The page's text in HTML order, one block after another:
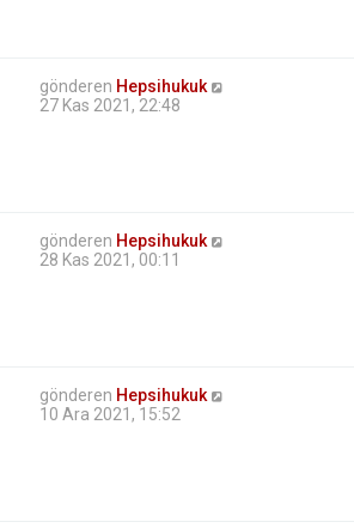
gönderen Hepsihukuk
27 Kas 2021, 22:48
gönderen Hepsihukuk
28 Kas 2021, 00:11
gönderen Hepsihukuk
10 Ara 2021, 15:52